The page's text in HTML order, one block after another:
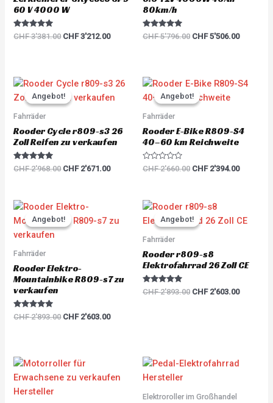
60 V 4000 W
Rated
CHF3'381.00 CHF3'212.00
80km/h
Rated
CHF5'796.00 CHF5'506.00
Angebot!
Angebot!
Fahrräder
Rooder Cycle r809-s3 26
Zoll Reifen zu verkaufen
Rated
5.00
CHF2'968.00
Original
price
was:
CHF2'671.00
Current
is:
CHF 2'671.00.
Angebot!
Angebot!
Fahrräder
Rooder E-Bike R809-S4
40–60 km Reichweite
R
a
0
o
u
t
f
CHF2'660.00
Original
price
was:
CHF2'394.00
Current
Angebot!
Angebot!
Fahrräder
Rooder Elektro-
Mountainbike R809-s7 zu
verkaufen
Rated
5.00
CHF2'893.00
Original
price
was:
CHF2'603.00
is:
CHF 2'603.00.
Angebot!
Angebot!
Fahrräder
Rooder r809-s8
Elektrofahrrad 26 Zoll CE
Rated
5.00
CHF2'893.00
Original
price
was:
CHF2'603.00
is:
Elektroroller im Großhandel